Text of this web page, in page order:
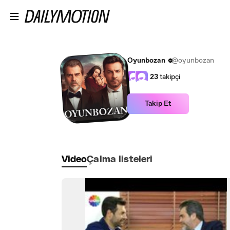
Oyunbozan
@oyunbozan
23takipçi
Takip Et
VideoÇalma listeleri